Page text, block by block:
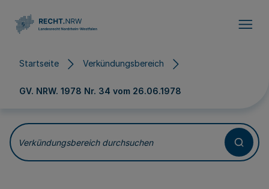
Startseite Verkündungsbereich
GV. NRW. 1978 Nr. 34 vom 26.06.1978
Verkündungsbereich durchsuchen